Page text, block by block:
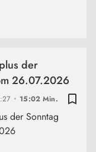
bookmark_border
15:02 Min.
der
26.07.2026
der Sonntag